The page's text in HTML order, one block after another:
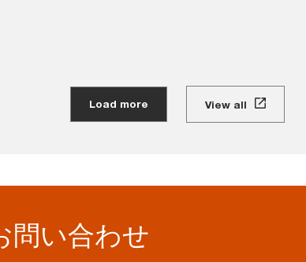
Load more View all
問い合わせ